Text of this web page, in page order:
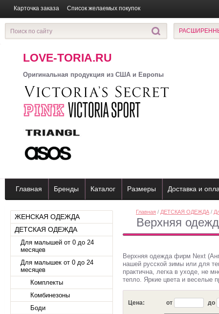
Карточка заказа Список желаемых покупок
LOVE-TORIA.RU
Оригинальная продукция из США и Европы
Главная Бренды Каталог Размеры Доставка и
ЖЕНСКАЯ ОДЕЖДА
ДЕТСКАЯ ОДЕЖДА
Для малышей от 0 до 24
месяцев
Для малышек от 0 до 24
месяцев
Комплекты
Комбинезоны
Боди
Главная / ДЕТСКАЯ ОДЕЖДА /
Верхняя
Верхняя одежда фирм Next
нашей русской зимы или для
практична, легка в уходе, не
тепло. Яркие цвета и веселые
Цена: от до